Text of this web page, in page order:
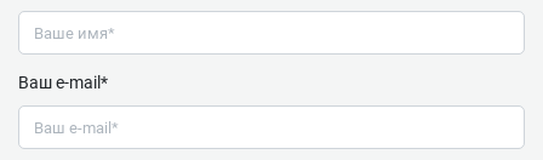
Ваш e-mail*